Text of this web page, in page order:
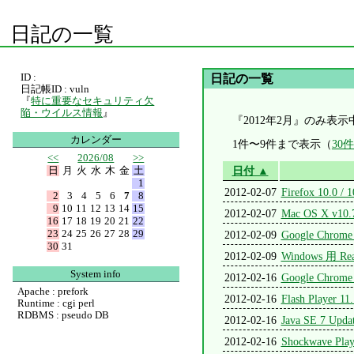
日記の一覧
日記の一覧
『2012年2月』のみ表示
1件〜9件まで表示（30
日付 ▲
2012-02-07 Firefox 10.0 /
2012-02-07 Mac OS X
2012-02-09 Google
2012-02-09 Windows 用
2012-02-16 Google
2012-02-16 Flash Player
2012-02-16 Java SE 7
2012-02-16 Shockwave
ID :
日記帳ID : vuln
『特に重要なセキュリティ欠
陥・ウイルス情報 』
カレンダー
<<
2026/08
>>
日
月 火 水 木 金 土
1
2
3 4 5 6 7
8
9 10 11 12 13 14 15
16 17 18 19 20 21 22
23 24 25 26 27 28 29
30 31
System info
Apache : prefork
Runtime : cgi perl
RDBMS : pseudo DB